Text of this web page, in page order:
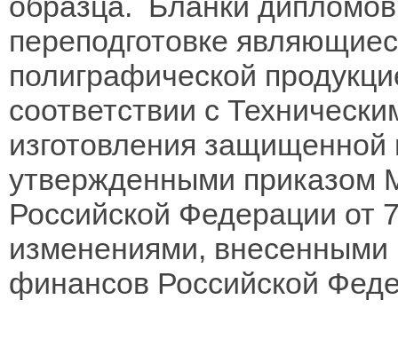
переподготовке
полиграфической
соответствии с
изготовления защищенной
утвержденными приказом
Российской Федерации от
изменениями, внесенными
финансов Российской